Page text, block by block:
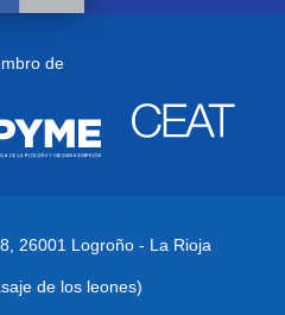
de
26001 Logroño - La Rioja
de los leones)